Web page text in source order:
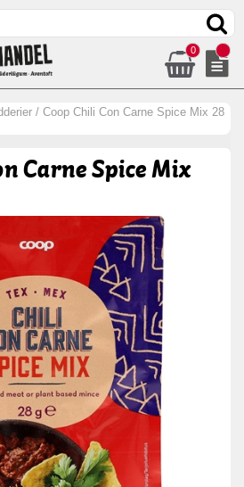
0
/ Coop Chili Con Carne Spice Mix 28
Carne Spice Mix